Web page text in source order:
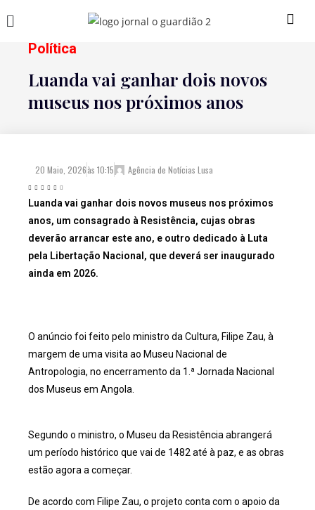
Política
Luanda vai ganhar dois novos
museus nos próximos anos
20 Maio, 2026às 10:15 Agência de Notícias Lusa
Luanda vai ganhar dois novos museus nos próximos
anos, um consagrado à Resistência, cujas obras
deverão arrancar este ano, e outro dedicado à Luta
pela Libertação Nacional, que deverá ser inaugurado
ainda em 2026.
O anúncio foi feito pelo ministro da Cultura, Filipe Zau, à
margem de uma visita ao Museu Nacional de
Antropologia, no encerramento da 1.ª Jornada Nacional
dos Museus em Angola.
Segundo o ministro, o Museu da Resistência abrangerá
um período histórico que vai de 1482 até à paz, e as obras
estão agora a começar.
De acordo com Filipe Zau, o projeto conta com o apoio da